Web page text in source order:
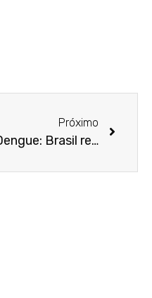
Próximo
Dengue: Brasil registra 33 mortes em 2025.